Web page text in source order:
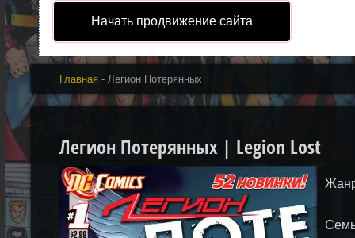
Начать продвижение сайта
Главная - Легион Потерянных
Легион Потерянных | Legion Lost